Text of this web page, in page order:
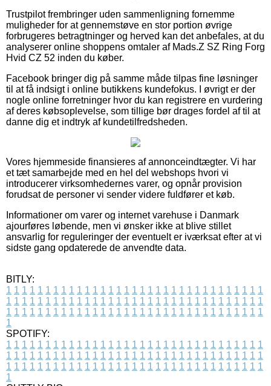
Trustpilot frembringer uden sammenligning fornemme
muligheder for at gennemstøve en stor portion øvrige
forbrugeres betragtninger og herved kan det anbefales, at du
analyserer online shoppens omtaler af Mads.Z SZ Ring Forg
Hvid CZ 52 inden du køber.
Facebook bringer dig på samme måde tilpas fine løsninger
til at få indsigt i online butikkens kundefokus. I øvrigt er der
nogle online forretninger hvor du kan registrere en vurdering
af deres købsoplevelse, som tillige bør drages fordel af til at
danne dig et indtryk af kundetilfredsheden.
Vores hjemmeside finansieres af annonceindtægter. Vi har
et tæt samarbejde med en hel del webshops hvori vi
introducerer virksomhedernes varer, og opnår provision
forudsat de personer vi sender videre fuldfører et køb.
Informationer om varer og internet varehuse i Danmark
ajourføres løbende, men vi ønsker ikke at blive stillet
ansvarlig for reguleringer der eventuelt er iværksat efter at vi
sidste gang opdaterede de anvendte data.
BITLY:
1 1 1 1 1 1 1 1 1 1 1 1 1 1 1 1 1 1 1 1 1 1 1 1 1 1 1 1 1 1 1 1 1
1 1 1 1 1 1 1 1 1 1 1 1 1 1 1 1 1 1 1 1 1 1 1 1 1 1 1 1 1 1 1 1 1
1 1 1 1 1 1 1 1 1 1 1 1 1 1 1 1 1 1 1 1 1 1 1 1 1 1 1 1 1 1 1 1 1
1
SPOTIFY:
1 1 1 1 1 1 1 1 1 1 1 1 1 1 1 1 1 1 1 1 1 1 1 1 1 1 1 1 1 1 1 1 1
1 1 1 1 1 1 1 1 1 1 1 1 1 1 1 1 1 1 1 1 1 1 1 1 1 1 1 1 1 1 1 1 1
1 1 1 1 1 1 1 1 1 1 1 1 1 1 1 1 1 1 1 1 1 1 1 1 1 1 1 1 1 1 1 1 1
1